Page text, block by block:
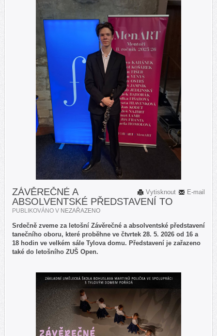
E-mail
Vytisknout
ZÁVĚREČNÉ A
ABSOLVENTSKÉ PŘEDSTAVENÍ TO
PUBLIKOVÁNO V NEZAŘAZENO
Srdečně zveme za letošní Závěrečné a absolventské představení
tanečního oboru, které proběhne ve čtvrtek 28. 5. 2026 od 16 a
18 hodin ve velkém sále Tylova domu. Představení je zařazeno
také do letošního ZUŠ Open.